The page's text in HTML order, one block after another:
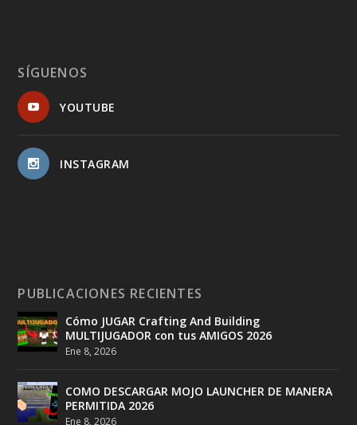
SÍGUENOS
YOUTUBE
INSTAGRAM
PUBLICACIONES RECIENTES
Cómo JUGAR Crafting And Building
MULTIJUGADOR con tus AMIGOS 2026
Ene 8, 2026
COMO DESCARGAR MOJO LAUNCHER DE MANERA
PERMITIDA 2026
Ene 8, 2026